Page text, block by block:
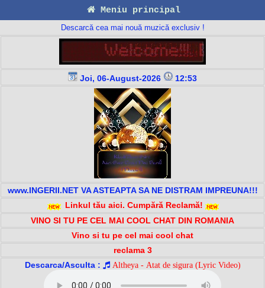
Meniu principal
Descarcă cea mai nouă muzică exclusiv !
Joi, 06-August-2026 12:53
www.INGERII.NET VA ASTEAPTA SA NE DISTRAM IMPREUNA!!!
Linkul tău aici. Cumpără Reclamă!
VINO SI TU PE CEL MAI COOL CHAT DIN ROMANIA
Vino si tu pe cel mai cool chat
reclama 3
Descarca/Asculta :
Altheya - Atat de sigura (Lyric Video)